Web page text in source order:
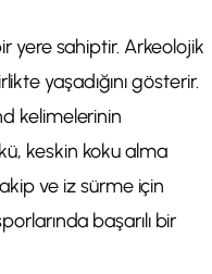
yere sahiptir. Arkeolojik
yaşadığını gösterir.
kelimelerinin
keskin koku alma
ve iz sürme için
başarılı bir